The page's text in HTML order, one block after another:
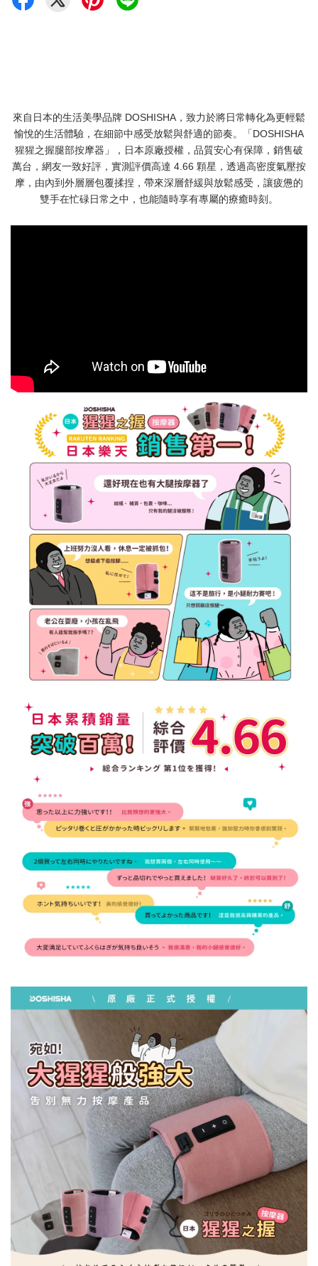
來自日本的生活美學品牌 DOSHISHA，致力於將日常轉化為更輕鬆
愉悅的生活體驗，在細節中感受放鬆與舒適的節奏。「DOSHISHA
猩猩之握腿部按摩器」，日本原廠授權，品質安心有保障，銷售破
萬台，網友一致好評，實測評價高達 4.66 顆星，透過高密度氣壓按
摩，由內到外層層包覆揉捏，帶來深層舒緩與放鬆感受，讓疲憊的
雙手在忙碌日常之中，也能隨時享有專屬的療癒時刻。